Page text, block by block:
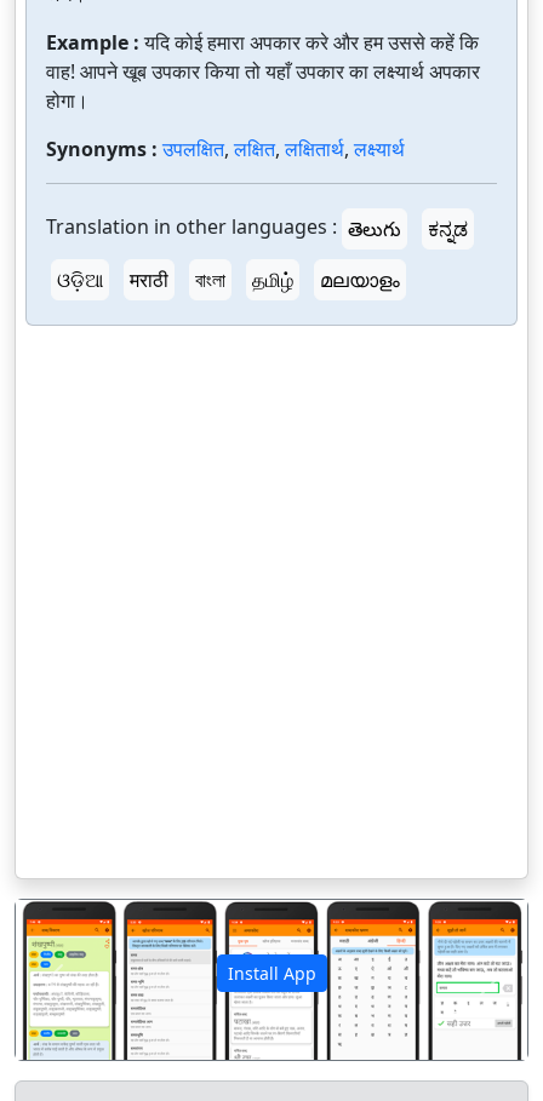
Example :यदि कोई हमारा अपकार करे और हम उससे कहें कि
वाह! आपने खूब उपकार किया तो यहाँ उपकार का लक्ष्यार्थ अपकार
होगा।
Synonyms :उपलक्षित,लक्षित,लक्षितार्थ,लक्ष्यार्थ
Translation in other languages : తెలుగు
ಕನ್ನಡ
ଓଡ଼ିଆ
मराठी বাংলা தமிழ் മലയാളം
Install App
पिछला अगला